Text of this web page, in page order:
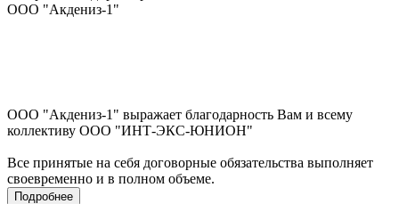
ООО "Акдениз-1"
ООО "Акдениз-1" выражает благодарность Вам и всему
коллективу ООО "ИНТ-ЭКС-ЮНИОН"
Все принятые на себя договорные обязательства выполняет
своевременно и в полном объеме.
Подробнее